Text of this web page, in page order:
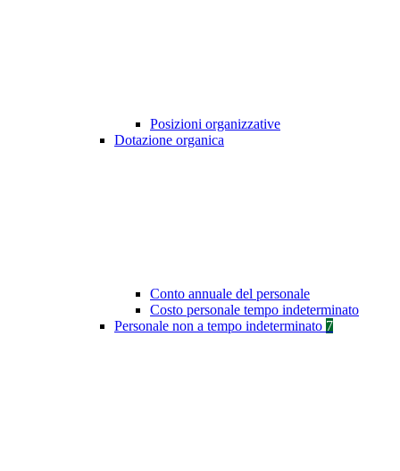
Posizioni organizzative
Dotazione organica
Conto annuale del personale
Costo personale tempo indeterminato
Personale non a tempo indeterminato 7